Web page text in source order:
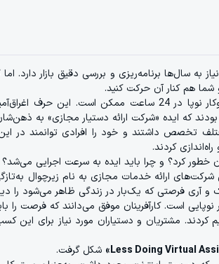
به سال‌ها برنامه‌ریزی و بررسی دقیق بازار دارد.
شما هم کنار آن حرکت کنید.
شاید دیوانگی به نظر برسد، اما آغاز یک کسب‌و‌کار نوپا در
تخصص داشتند و خود را افرادی توانمند در
کردند.
کرد؟ و چرا باید ایده به سرعت اجرایی می‌شد؟
شرکت‌های ارائه خدمات مجازی به نام زیرچوال
و آری فرصتی که یک‌بار در زندگی ظاهر می‌شود را
است. کارآفرینان موفق می‌دانند که فرصت را
کردند. مشتریان و دستیاران مورد نیاز برای این
شکل گرفت.